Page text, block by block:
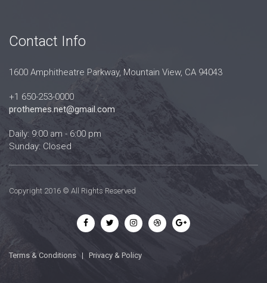
Contact Info
1600 Amphitheatre Parkway, Mountain View, CA 94043
+1 650-253-0000
prothemes.net@gmail.com
Daily: 9:00 am - 6:00 pm
Sunday: Closed
Copyright 2016 © All Rights Reserved
Terms & Conditions | Privacy & Policy